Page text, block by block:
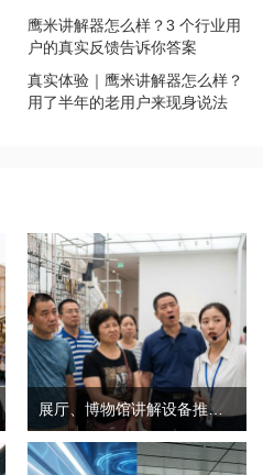
鹰米讲解器怎么样？3 个行业用
户的真实反馈告诉你答案
真实体验｜鹰米讲解器怎么样？
用了半年的老用户来现身说法
展厅、博物馆讲解设备推荐｜分区讲解系统，解决多团队接待核心痛点